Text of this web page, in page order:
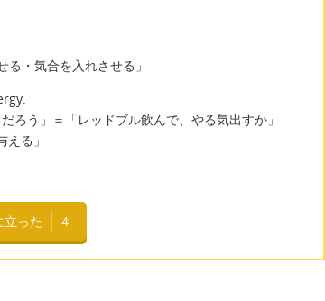
・気合を入れさせる」
ろう」＝「レッドブル飲んで、やる気出すか」
る」
立った 4